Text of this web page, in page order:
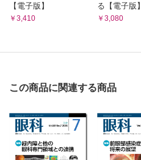
【電子版】
￥3,410
る【電子版】
￥3,080
この商品に関連する商品